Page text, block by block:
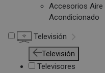
Accesorios Aire
Acondicionado
Televisión
Televisión
Televisores